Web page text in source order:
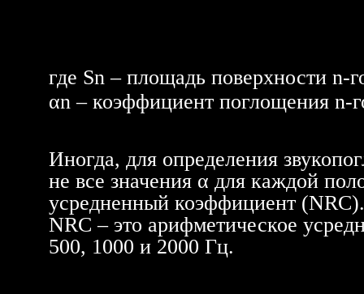
где Sn – площадь поверхности n-
αn – коэффициент поглощения n-
Иногда, для определения
не все значения α для каждой
усредненный коэффициент (NRC).
NRC – это арифметическое
500, 1000 и 2000 Гц.